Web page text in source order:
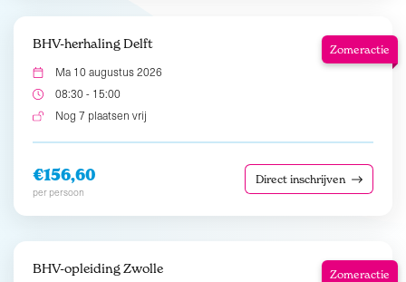
Zomeractie
BHV-herhaling Delft
Ma 10 augustus 2026
08:30 - 15:00
Nog 7 plaatsen vrij
€156,60
per persoon
Direct inschrijven
Zomeractie
BHV-opleiding Zwolle